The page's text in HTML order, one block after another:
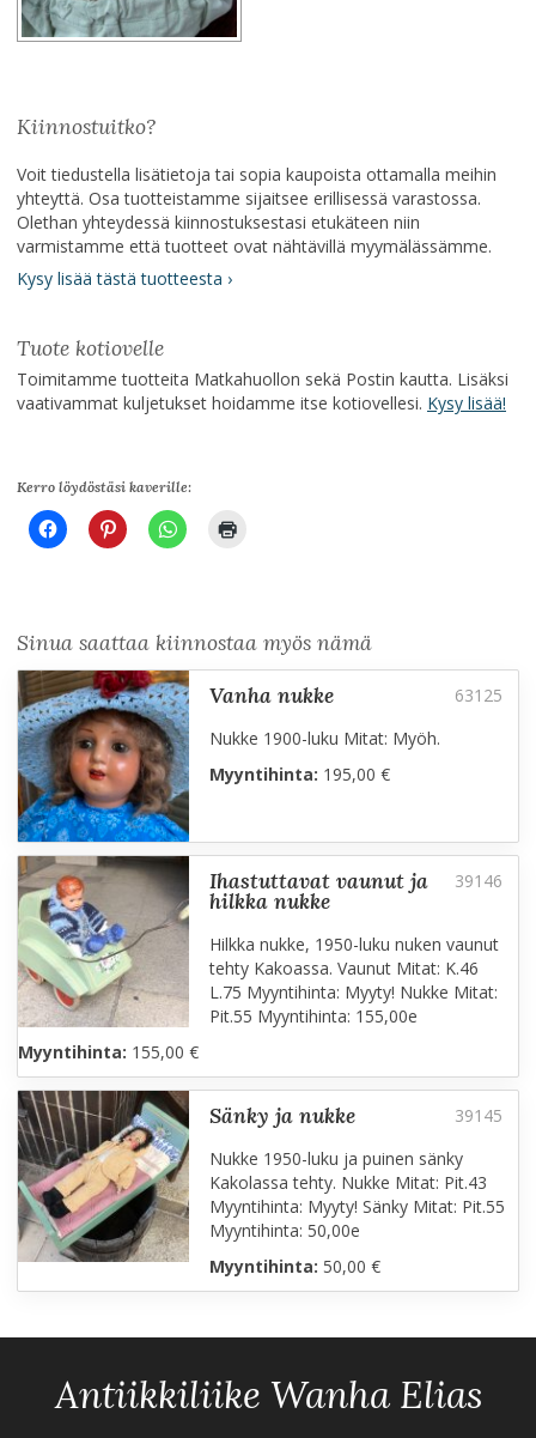
Kiinnostuitko?
Voit tiedustella lisätietoja tai sopia kaupoista ottamalla meihin
yhteyttä. Osa tuotteistamme sijaitsee erillisessä varastossa.
Olethan yhteydessä kiinnostuksestasi etukäteen niin
varmistamme että tuotteet ovat nähtävillä myymälässämme.
Kysy lisää tästä tuotteesta ›
Tuote kotiovelle
Toimitamme tuotteita Matkahuollon sekä Postin kautta. Lisäksi
vaativammat kuljetukset hoidamme itse kotiovellesi. Kysy lisää!
Kerro löydöstäsi kaverille:
Sinua saattaa kiinnostaa myös nämä
vanha nukke
Nukke 1900-luku Mitat: Myöh.
Myyntihinta: 195,00 €
ihastuttavat vaunut ja
hilkka nukke
Hilkka nukke, 1950-luku nuken vaunut
tehty Kakoassa. Vaunut Mitat: K.46
L.75 Myyntihinta: Myyty! Nukke Mitat:
Pit.55 Myyntihinta: 155,00e
Myyntihinta: 155,00 €
sänky ja nukke
Nukke 1950-luku ja puinen sänky
Kakolassa tehty. Nukke Mitat: Pit.43
Myyntihinta: Myyty! Sänky Mitat: Pit.55
Myyntihinta: 50,00e
Myyntihinta: 50,00 €
Antiikkiliike Wanha Elias